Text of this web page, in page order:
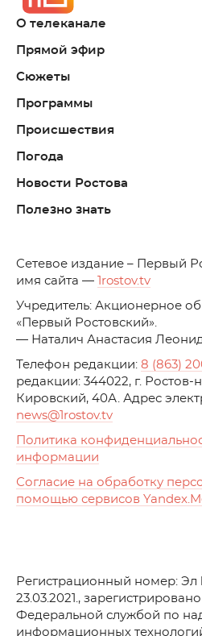
О телеканале
Прямой эфир
Сюжеты
Программы
Происшествия
Погода
Новости Ростова
Полезно знать
Cетевое издание – Первый
имя сайта —
1rostov.tv
Учредитель: Акционерное
«Первый Ростовский».
— Наталич Анастасия
Телефон редакции: 8 (863)
редакции: 344022, г.
Кировский, 40А. Адрес
news@1rostov.tv
Политика
информации
Согласие на обработку
помощью сервисов
Регистрационный номер:
23.03.2021., зарегистрировано
Федеральной службой по
информационных